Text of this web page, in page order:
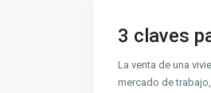
3 claves
La venta de una
mercado de